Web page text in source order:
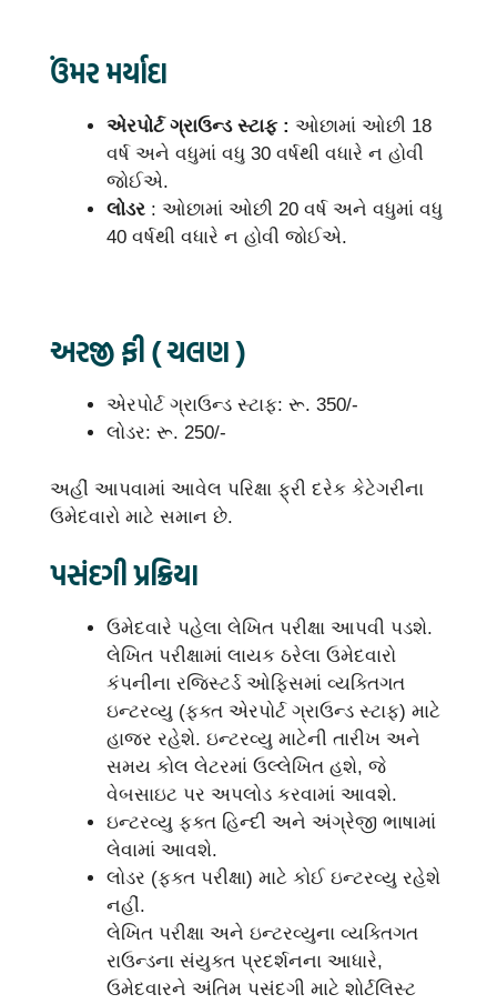
ઉંમર મર્યાદા
એરપોર્ટ ગ્રાઉન્ડ સ્ટાફ : ઓછામાં ઓછી 18
વર્ષ અને વધુમાં વધુ 30 વર્ષથી વધારે ન હોવી
જોઈએ.
લોડર : ઓછામાં ઓછી 20 વર્ષ અને વધુમાં વધુ
40 વર્ષથી વધારે ન હોવી જોઈએ.
અરજી ફી ( ચલણ )
એરપોર્ટ ગ્રાઉન્ડ સ્ટાફ: રૂ. 350/-
લોડર: રૂ. 250/-
અહીં આપવામાં આવેલ પરિક્ષા ફ્રી દરેક કેટેગરીના
ઉમેદવારો માટે સમાન છે.
પસંદગી પ્રક્રિયા
ઉમેદવારે પહેલા લેખિત પરીક્ષા આપવી પડશે.
લેખિત પરીક્ષામાં લાયક ઠરેલા ઉમેદવારો
કંપનીના રજિસ્ટર્ડ ઓફિસમાં વ્યક્તિગત
ઇન્ટરવ્યુ (ફક્ત એરપોર્ટ ગ્રાઉન્ડ સ્ટાફ) માટે
હાજર રહેશે. ઇન્ટરવ્યુ માટેની તારીખ અને
સમય કોલ લેટરમાં ઉલ્લેખિત હશે, જે
વેબસાઇટ પર અપલોડ કરવામાં આવશે.
ઇન્ટરવ્યુ ફક્ત હિન્દી અને અંગ્રેજી ભાષામાં
લેવામાં આવશે.
લોડર (ફક્ત પરીક્ષા) માટે કોઈ ઇન્ટરવ્યુ રહેશે
નહીં.
લેખિત પરીક્ષા અને ઇન્ટરવ્યુના વ્યક્તિગત
રાઉન્ડના સંયુક્ત પ્રદર્શનના આધારે,
ઉમેદવારને અંતિમ પસંદગી માટે શોર્ટલિસ્ટ